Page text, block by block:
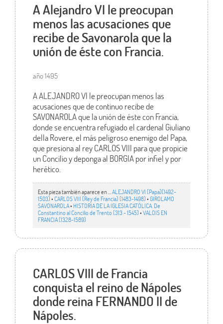
A Alejandro VI le preocupan
menos las acusaciones que
recibe de Savonarola que la
unión de éste con Francia.
año 1495
A ALEJANDRO VI le preocupan menos las
acusaciones que de continuo recibe de
SAVONAROLA que la unión de éste con Francia,
donde se encuentra refugiado el cardenal Giuliano
della Rovere, el más peligroso enemigo del Papa,
que presiona al rey CARLOS VIII para que propicie
un Concilio y deponga al BORGIA por infiel y por
herético.
Esta pieza también aparece en ... ALEJANDRO VI (Papa)(1492-
1503)•CARLOS VIII (Rey de Francia) (1483-1498)•GIROLAMO
SAVONAROLA• HISTORIA DE LA IGLESIA CATÓLICA. De
Constantino al Concilio de Trento (313 - 1545)•VALOIS EN
FRANCIA (1328-1589)
CARLOS VIII de Francia
conquista el reino de Nápoles
donde reina FERNANDO II de
Nápoles.